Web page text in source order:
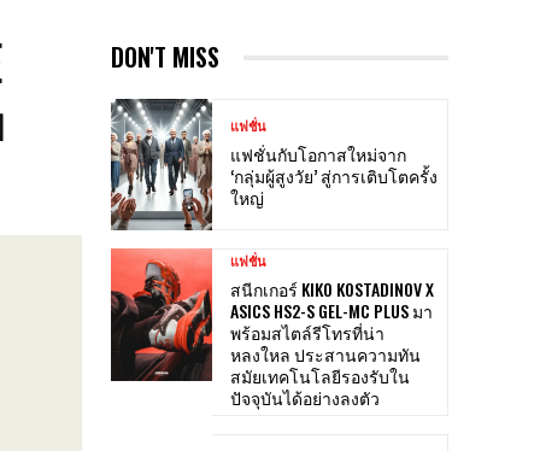
DON'T MISS
แฟชั่น
แฟชั่นกับโอกาสใหม่จาก
‘กลุ่มผู้สูงวัย’ สู่การเติบโตครั้ง
ใหญ่
แฟชั่น
สนีกเกอร์ KIKO KOSTADINOV X
ASICS HS2-S GEL-MC PLUS มา
พร้อมสไตล์รีโทรที่น่า
หลงใหล ประสานความทัน
สมัยเทคโนโลยีรองรับใน
ปัจจุบันได้อย่างลงตัว